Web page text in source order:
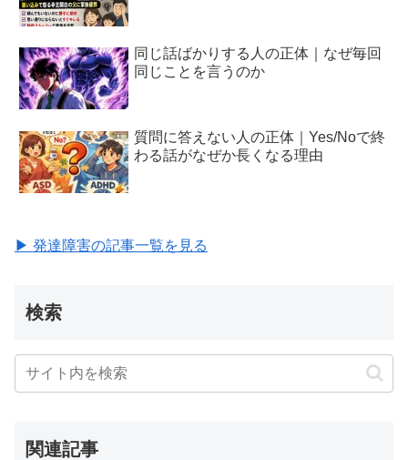
同じ話ばかりする人の正体｜なぜ毎回
同じことを言うのか
質問に答えない人の正体｜Yes/Noで終
わる話がなぜか長くなる理由
▶ 発達障害の記事一覧を見る
検索
関連記事